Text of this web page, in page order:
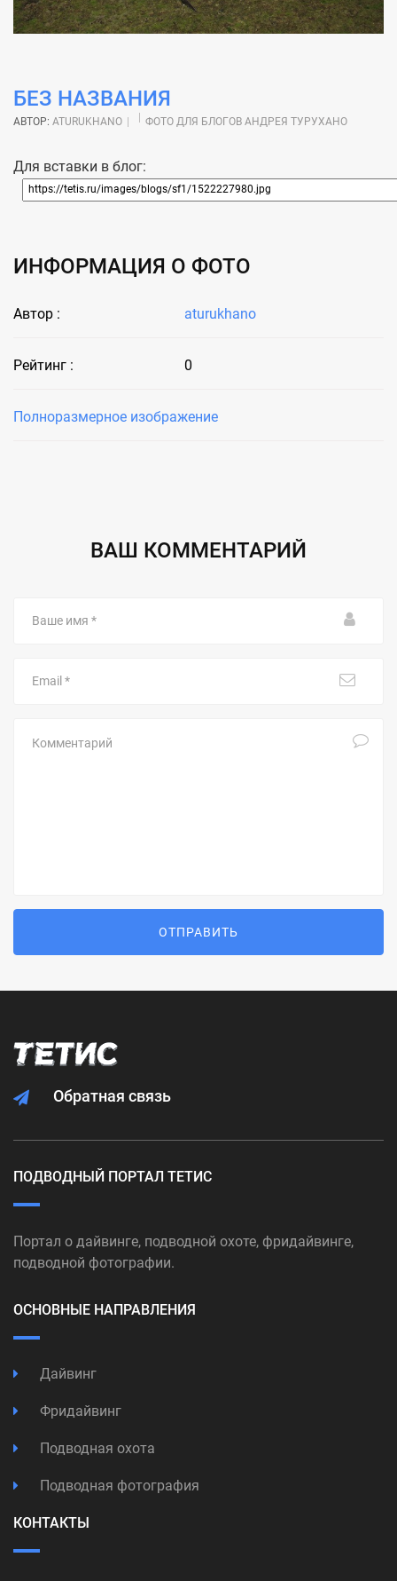
БЕЗ НАЗВАНИЯ
АВТОР: ATURUKHANO ФОТО ДЛЯ БЛОГОВ АНДРЕЯ ТУРУХАНО
Для вставки в блог:
ИНФОРМАЦИЯ О ФОТО
Автор : aturukhano
Рейтинг : 0
Полноразмерное изображение
ВАШ КОММЕНТАРИЙ
имя
ОТПРАВИТЬ
Обратная связь
ПОДВОДНЫЙ ПОРТАЛ ТЕТИС
Портал о дайвинге, подводной охоте, фридайвинге,
подводной фотографии.
ОСНОВНЫЕ НАПРАВЛЕНИЯ
Дайвинг
Фридайвинг
Подводная охота
Подводная фотография
КОНТАКТЫ